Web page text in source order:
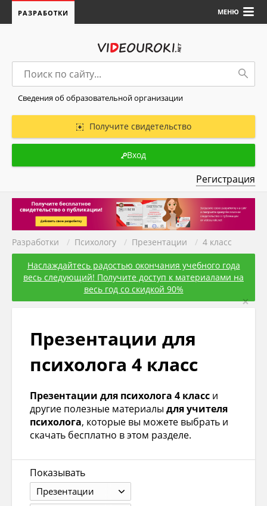
МЕНЮ
РАЗРАБОТКИ
Сведения об образовательной организации
Получите свидетельство
Вход
Регистрация
Разработки / Психологу / Презентации / 4 класс
Наслаждайтесь радостью окончания учебного года
весь следующий! Получите доступ к материалами на
весь год со скидкой 90%
×
Презентации для
психолога 4 класс
Презентации для психолога 4 класс и
другие полезные материалы для учителя
психолога, которые вы можете выбрать и
скачать бесплатно в этом разделе.
Показывать
Презентации